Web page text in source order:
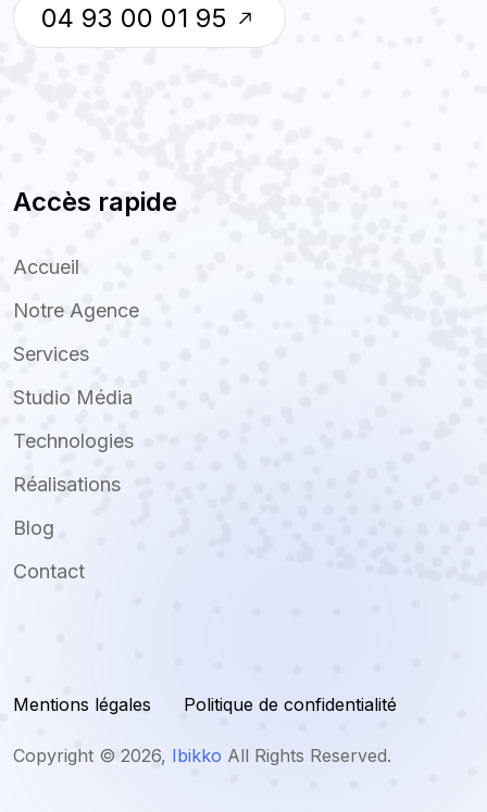
04 93 00 01 95
Accès rapide
Accueil
Notre Agence
Services
Studio Média
Technologies
Réalisations
Blog
Contact
Mentions légales Politique de confidentialité
Copyright © 2026, Ibikko All Rights Reserved.